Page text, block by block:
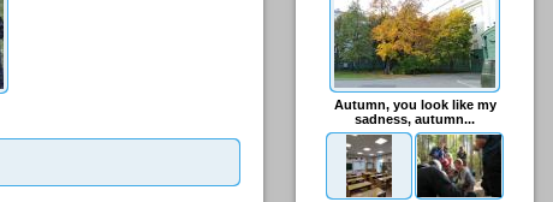
Autumn, you look like my
sadness, autumn...